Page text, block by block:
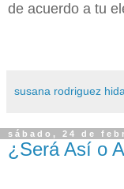
de acuerdo a tu
susana rodriguez
sábado, 24 de
¿Será Así o